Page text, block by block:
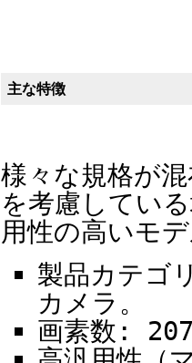
主な特徴
様々な規格が
を考慮してい
用性の高いモ
製品カテゴ
カメラ。
画素数: 207